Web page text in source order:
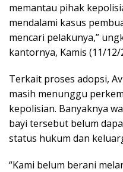
memantau pihak
mendalami kasus
mencari pelakunya,”
kantornya, Kamis (11/12/
Terkait proses adopsi,
masih menunggu
kepolisian. Banyaknya
bayi tersebut belum
status hukum dan
“Kami belum berani